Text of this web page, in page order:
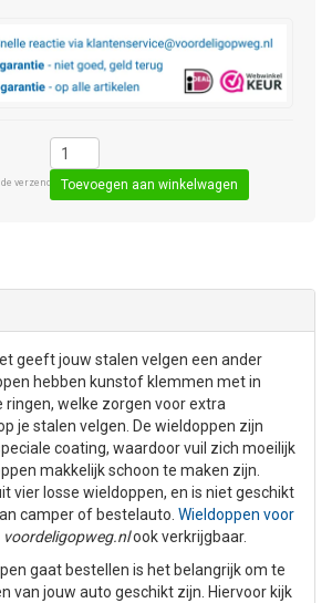
verzendkosten € 8,50 (standaard pakket).
Toevoegen aan winkelwagen
geeft jouw stalen velgen een ander
hebben kunstof klemmen met in
ringen, welke zorgen voor extra
je stalen velgen. De wieldoppen zijn
coating, waardoor vuil zich moeilijk
makkelijk schoon te maken zijn.
vier losse wieldoppen, en is niet geschikt
camper of bestelauto. Wieldoppen voor
voordeligopweg.nlook verkrijgbaar.
gaat bestellen is het belangrijk om te
van jouw auto geschikt zijn. Hiervoor kijk